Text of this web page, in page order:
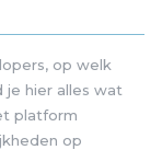
op welk
je hier alles wat
platform
op